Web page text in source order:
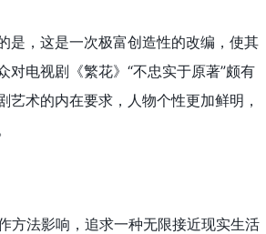
是，这是一次极富创造性的改编，使其
电视剧《繁花》“不忠实于原著”颇有
术的内在要求，人物个性更加鲜明，
方法影响，追求一种无限接近现实生活